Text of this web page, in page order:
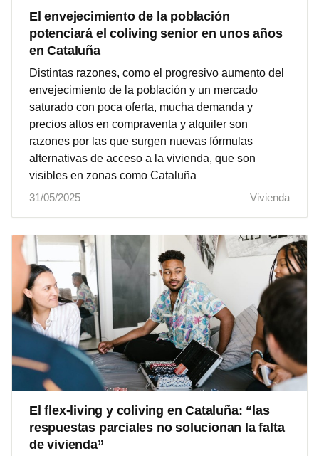
El envejecimiento de la población
potenciará el coliving senior en unos años
en Cataluña
Distintas razones, como el progresivo aumento del
envejecimiento de la población y un mercado
saturado con poca oferta, mucha demanda y
precios altos en compraventa y alquiler son
razones por las que surgen nuevas fórmulas
alternativas de acceso a la vivienda, que son
visibles en zonas como Cataluña
31/05/2025
Vivienda
El flex-living y coliving en Cataluña: “las
respuestas parciales no solucionan la falta
de vivienda”